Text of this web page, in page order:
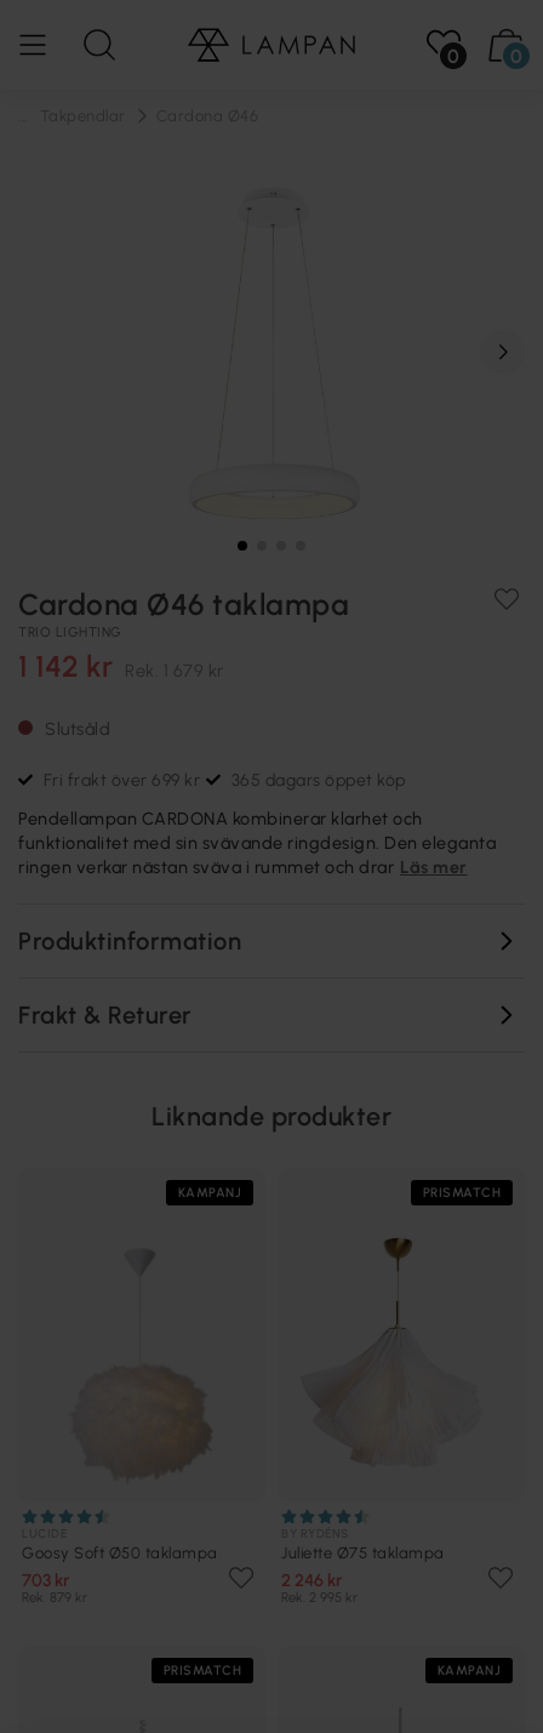
0 0
Cardona Ø46 taklampa
TRIO LIGHTING
1 142 kr Rek. 1 679 kr
Slutsåld
Fri frakt över 699 kr 365 dagars öppet köp
Pendellampan CARDONA kombinerar klarhet och
funktionalitet med sin svävande ringdesign. Den eleganta
ringen verkar nästan sväva i rummet och drar Läs mer
Produktinformation
Frakt & Returer
Liknande produkter
KAMPANJ
Goosy Soft Ø50 taklampa
703 kr
Rek. 879 kr
PRISMATCH
Juliette Ø75 taklampa
2 246 kr
Rek. 2 995 kr
PRISMATCH KAMPANJ